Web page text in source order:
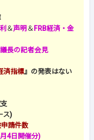
＆声明 ＆ FRB経済・金
長の記者会見
済指標』の発表はない
ス)
請件数
4日開催分)